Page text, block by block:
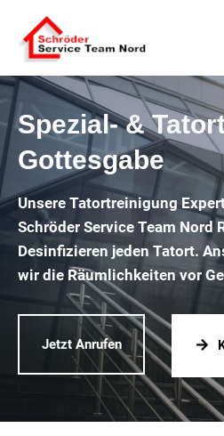
Spezial- &
Gottesgabe
Unsere Tatortreinigung
Schröder Service Team Nord
Desinfizieren jeden Tatort.
wir die Räumlichkeiten vor
Jetzt Anrufen